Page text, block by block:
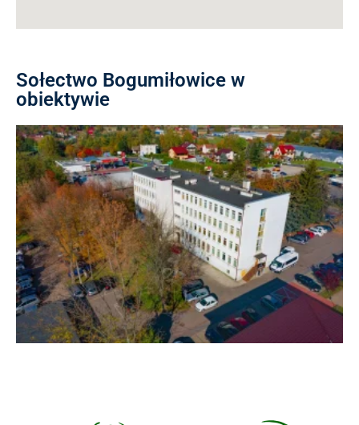
Sołectwo Bogumiłowice w
obiektywie